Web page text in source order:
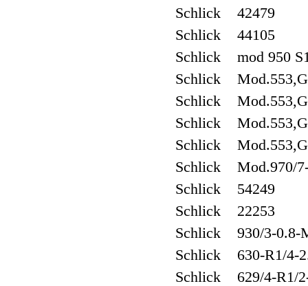
Schlick 42479
Schlick 44105
Schlick mod 950
Schlick
Schlick
Schlick
Schlick
Schlick Mod.970/7-
Schlick 54249
Schlick 22253
Schlick 930/3-0.8-
Schlick 630-R1/4-
Schlick 629/4-R1/